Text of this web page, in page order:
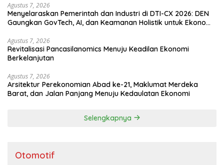
Agustus 7, 2026
Menyelaraskan Pemerintah dan Industri di DTI-CX 2026: DEN
Gaungkan GovTech, AI, dan Keamanan Holistik untuk Ekonomi
Agustus 7, 2026
Revitalisasi Pancasilanomics Menuju Keadilan Ekonomi
Berkelanjutan
Agustus 7, 2026
Arsitektur Perekonomian Abad ke-21, Maklumat Merdeka
Barat, dan Jalan Panjang Menuju Kedaulatan Ekonomi
Selengkapnya
Otomotif